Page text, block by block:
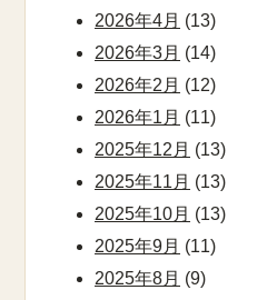
2026年4月 (13)
2026年3月 (14)
2026年2月 (12)
2026年1月 (11)
2025年12月 (13)
2025年11月 (13)
2025年10月 (13)
2025年9月 (11)
2025年8月 (9)